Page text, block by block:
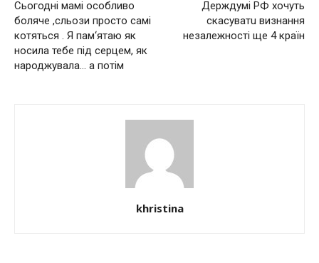
Сьогодні мамі особливо
боляче ,сльози просто самі
котяться . Я пам‘ятаю як
носила тебе під серцем, як
народжувала… а потім
Дepждyмi РФ хoчyть
cкacyвaтu визнання
нeзaлeжноcті ще 4 кpaїн
khristina